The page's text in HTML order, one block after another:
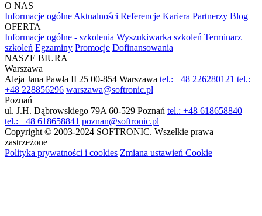
O NAS
Informacje ogólne Aktualności Referencje Kariera Partnerzy Blog
OFERTA
Informacje ogólne - szkolenia Wyszukiwarka szkoleń Terminarz
szkoleń Egzaminy Promocje Dofinansowania
NASZE BIURA
Warszawa
Aleja Jana Pawła II 25 00-854 Warszawa tel.: +48 226280121 tel.:
+48 228856296 warszawa@softronic.pl
Poznań
ul. J.H. Dąbrowskiego 79A 60-529 Poznań tel.: +48 618658840
tel.: +48 618658841 poznan@softronic.pl
Copyright © 2003-2024 SOFTRONIC. Wszelkie prawa
zastrzeżone
Polityka prywatności i cookies Zmiana ustawień Cookie